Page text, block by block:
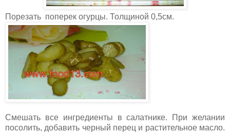
Порезать поперек огурцы. Толщиной 0,5см.
Смешать все ингредиенты в салатнике. При желании
посолить, добавить черный перец и растительное масло.